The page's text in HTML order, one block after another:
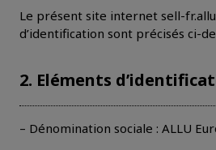
Le présent site internet sell-
d’identification sont précisés ci-
2. Eléments
– Dénomination sociale : ALLU